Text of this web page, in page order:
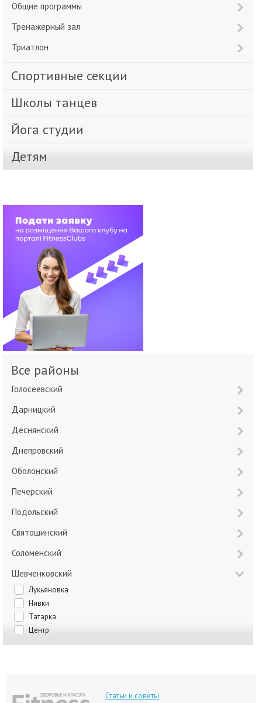
Общие программы
Тренажерный зал
Триатлон
Спортивные секции
Школы танцев
Йога студии
Детям
Все районы
Голосеевский
Дарницкий
Деснянский
Днепровский
Оболонский
Печерский
Подольский
Святошинский
Соломенский
Шевченковский
Лукьяновка
Нивки
Татарка
Центр
Статьи и советы